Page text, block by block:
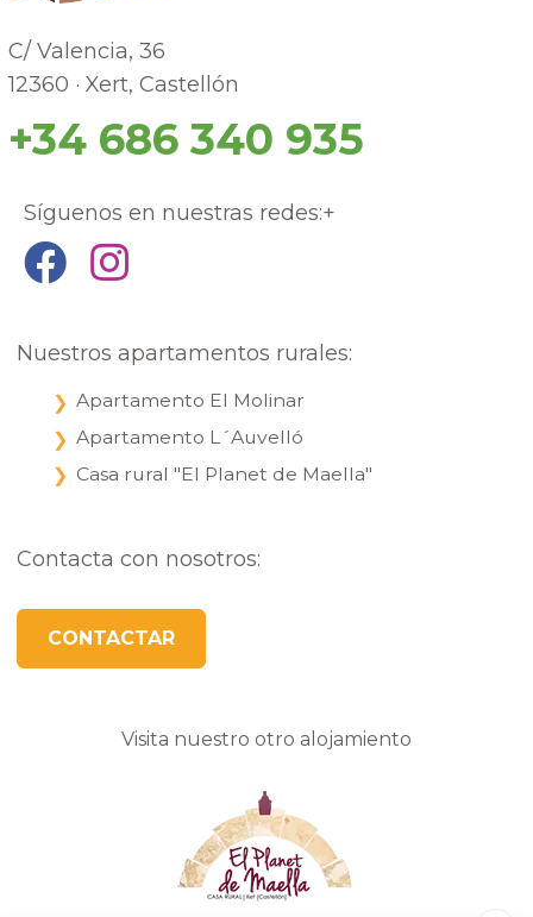
C/ Valencia, 36
12360 · Xert, Castellón
+34 686 340 935
Síguenos en nuestras redes:+
Nuestros apartamentos rurales:
Apartamento El Molinar
Apartamento L´Auvelló
Casa rural "El Planet de Maella"
Contacta con nosotros:
CONTACTAR
Visita nuestro otro alojamiento